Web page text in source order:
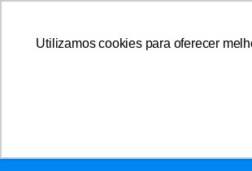
Utilizamos cookies para oferecer